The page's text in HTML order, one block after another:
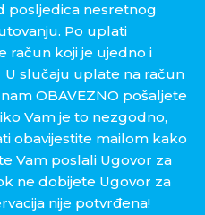
posljedica nesretnog
Po uplati
račun koji je ujedno i
slučaju uplate na račun
OBAVEZNO pošaljete
Vam je to nezgodno,
obavijestite mailom kako
Vam poslali Ugovor za
ne dobijete Ugovor za
nije potvrđena!